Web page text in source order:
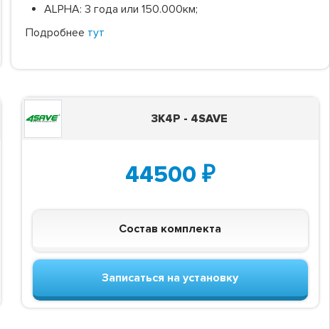
ALPHA: 3 года или 150.000км;
Подробнее тут
3K4P - 4SAVE
44500 ₽
Состав комплекта
Записаться на установку